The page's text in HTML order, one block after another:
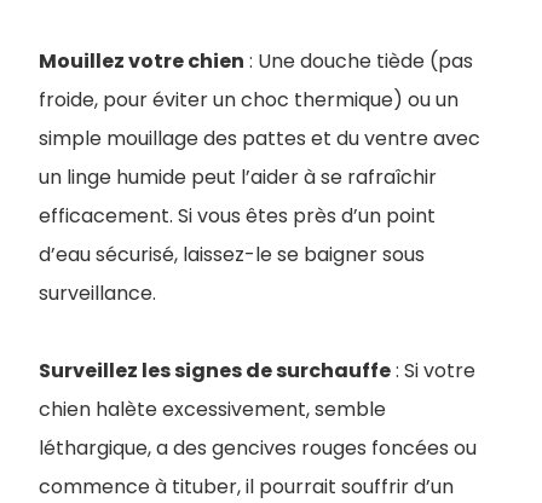
Mouillez votre chien : Une douche tiède (pas
froide, pour éviter un choc thermique) ou un
simple mouillage des pattes et du ventre avec
un linge humide peut l’aider à se rafraîchir
efficacement. Si vous êtes près d’un point
d’eau sécurisé, laissez-le se baigner sous
surveillance.
Surveillez les signes de surchauffe: Si votre
chien halète excessivement, semble
léthargique, a des gencives rouges foncées ou
commence à tituber, il pourrait souffrir d’un